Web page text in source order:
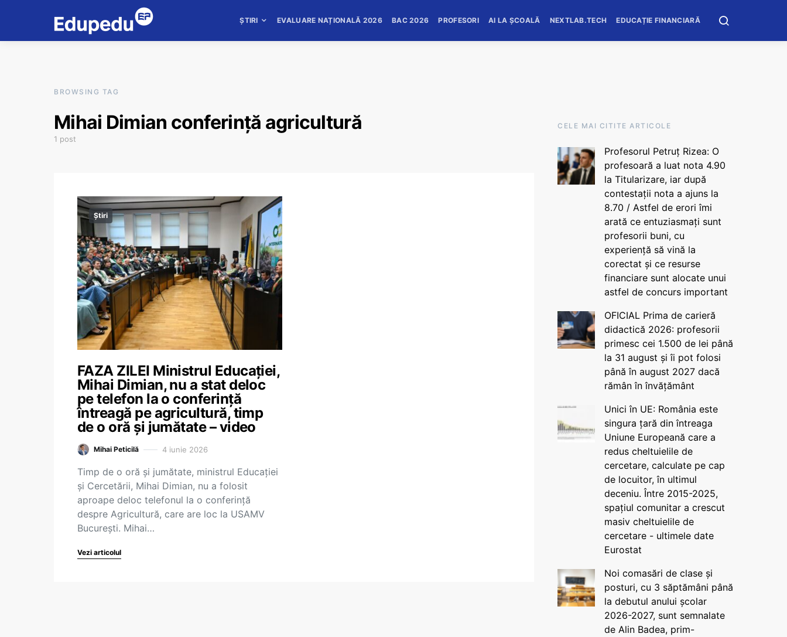
ȘTIRI EVALUARE NAȚIONALĂ 2026 BAC 2026 PROFESORI AI LA ȘCOALĂ NEXTLAB.TECH EDUCAȚIE FINANCIARĂ
BROWSING TAG
Mihai Dimian conferință agricultură
1 post
Știri
FAZA ZILEI Ministrul Educației,
Mihai Dimian, nu a stat deloc
pe telefon la o conferință
întreagă pe agricultură, timp
de o oră și jumătate – video
Mihai Peticilă 4 iunie 2026
Timp de o oră și jumătate, ministrul Educației
și Cercetării, Mihai Dimian, nu a folosit
aproape deloc telefonul la o conferință
despre Agricultură, care are loc la USAMV
București. Mihai…
Vezi articolul
CELE MAI CITITE ARTICOLE
Profesorul Petruț Rizea: O
profesoară a luat nota 4.90
la Titularizare, iar după
contestații nota a ajuns la
8.70 / Astfel de erori îmi
arată ce entuziasmați sunt
profesorii buni, cu
experiență să vină la
corectat și ce resurse
financiare sunt alocate unui
astfel de concurs important
OFICIAL Prima de carieră
didactică 2026: profesorii
primesc cei 1.500 de lei până
la 31 august și îi pot folosi
până în august 2027 dacă
rămân în învățământ
Unici în UE: România este
singura țară din întreaga
Uniune Europeană care a
redus cheltuielile de
cercetare, calculate pe cap
de locuitor, în ultimul
deceniu. Între 2015-2025,
spațiul comunitar a crescut
masiv cheltuielile de
cercetare - ultimele date
Eurostat
Noi comasări de clase și
posturi, cu 3 săptămâni până
la debutul anului școlar
2026-2027, sunt semnalate
de Alin Badea, prim-